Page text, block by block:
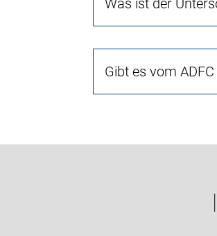
Was ist der
Gibt es vom